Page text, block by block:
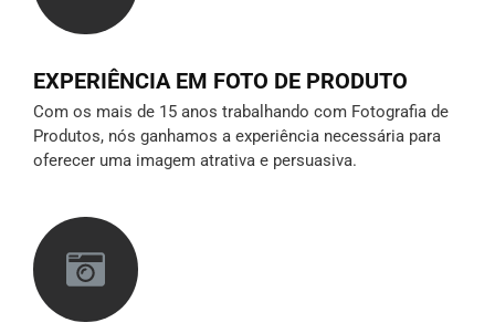
EXPERIÊNCIA EM FOTO DE PRODUTO
Com os mais de 15 anos trabalhando com Fotografia de
Produtos, nós ganhamos a experiência necessária para
oferecer uma imagem atrativa e persuasiva.